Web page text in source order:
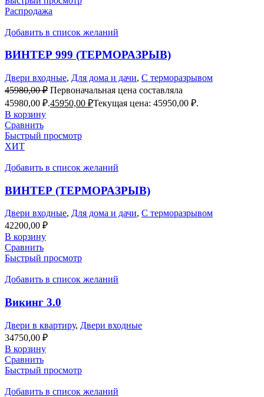
Распродажа
Добавить в список желаний
ВИНТЕР 999 (ТЕРМОРАЗРЫВ)
Двери входные, Для дома и дачи, С терморазрывом
45980,00₽ Первоначальная цена составляла
45980,00 ₽.45950,00 ₽Текущая цена: 45950,00 ₽.
В корзину
Сравнить
Быстрый просмотр
ХИТ
Добавить в список желаний
ВИНТЕР (ТЕРМОРАЗРЫВ)
Двери входные, Для дома и дачи, С терморазрывом
42200,00 ₽
В корзину
Сравнить
Быстрый просмотр
Добавить в список желаний
Викинг 3.0
Двери в квартиру, Двери входные
34750,00 ₽
В корзину
Сравнить
Быстрый просмотр
Добавить в список желаний